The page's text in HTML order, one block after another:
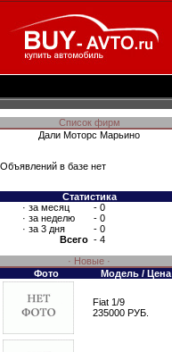
Список фирм
Дали Моторс Марьино
Объявлений в базе нет
Статистика
· за месяц
- 0
· за неделю
- 0
· за 3 дня
- 0
Всего - 4
· Новые ·
Фото
Модель / Цена
Fiat 1/9
235000 РУБ.